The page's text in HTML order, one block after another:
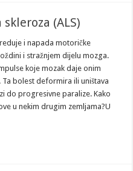
(ALS)
i napada motoričke
i stražnjem dijelu mozga.
koje mozak daje onim
bolest deformira ili uništava
do progresivne paralize. Kako
u nekim drugim zemljama?U